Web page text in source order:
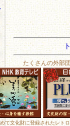
たくさんの外部
て文化財に登録されたレト